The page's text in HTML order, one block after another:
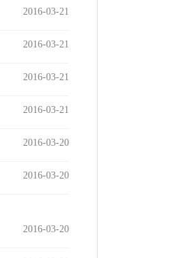
2016-03-21
2016-03-21
2016-03-21
2016-03-21
2016-03-20
2016-03-20
2016-03-20